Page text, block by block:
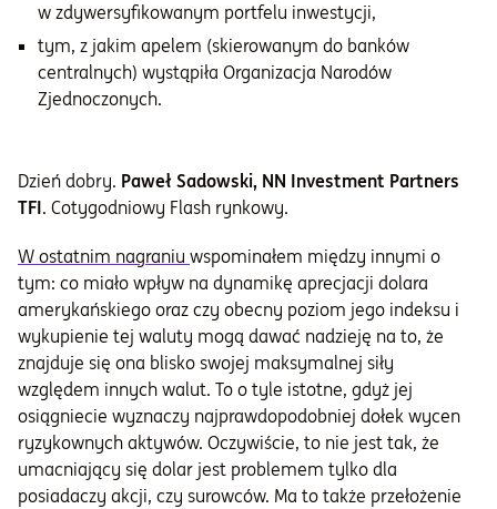
w zdywersyfikowanym portfelu inwestycji,
tym, z jakim apelem (skierowanym do banków
centralnych) wystąpiła Organizacja Narodów
Zjednoczonych.
Dzień dobry. Paweł Sadowski, NN Investment Partners
TFI. Cotygodniowy Flash rynkowy.
W ostatnim nagraniu wspominałem między innymi o
tym: co miało wpływ na dynamikę aprecjacji dolara
amerykańskiego oraz czy obecny poziom jego indeksu i
wykupienie tej waluty mogą dawać nadzieję na to, że
znajduje się ona blisko swojej maksymalnej siły
względem innych walut. To o tyle istotne, gdyż jej
osiągniecie wyznaczy najprawdopodobniej dołek wycen
ryzykownych aktywów. Oczywiście, to nie jest tak, że
umacniający się dolar jest problemem tylko dla
posiadaczy akcji, czy surowców. Ma to także przełożenie